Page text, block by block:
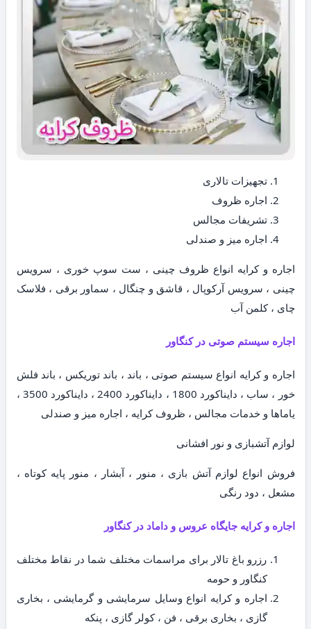
تجهیزات تالاری
اجاره ظروف
تشریفات مجالس
اجاره میز و صندلی
اجاره و کرایه انواع ظروف چینی ، ست سوپ خوری ، سرویس
چینی ، سرویس آرکوپال ، قاشق و چنگال ، سماور برقی ، فلاسک
چای ، کلمن آب
اجاره سیستم صوتی در کنگاور
اجاره و کرایه انواع سیستم صوتی ، باند ، باند توریکس ، باند فلش
خور ، ساب ، دایناکورد 1800 ، دایناکورد 2400 ، دایناکورد 3500 ،
یاماها و خدمات مجالس ، ظروف کرایه ، اجاره میز و صندلی
لوازم آتشبازی و نور افشانی
فروش انواع لوازم آتش بازی ، منور ، آبشار ، منور پایه کوتاه ،
مشعل ، دود رنگی
اجاره و کرایه جایگاه عروس و داماد در کنگاور
رزرو باغ تالار برای مراسمات مختلف شما در نقاط مختلف
کنگاور و حومه
اجاره و کرایه انواع وسایل سرمایشی و گرمایشی ، بخاری
گازی ، بخاری برقی ، فن ، کولر گازی ، پنکه